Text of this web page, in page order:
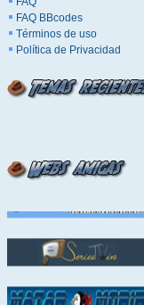
FAQ BBcodes
Términos de uso
Política de Privacidad